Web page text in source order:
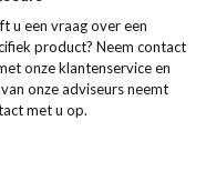
u een vraag over een
product? Neem contact
onze klantenservice en
onze adviseurs neemt
met u op.